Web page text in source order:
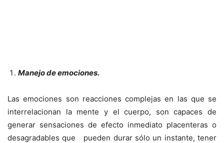
Manejo de emociones.
Las emociones son reacciones complejas en las que se
interrelacionan la mente y el cuerpo, son capaces de
generar sensaciones de efecto inmediato placenteras o
desagradables que pueden durar sólo un instante, tener